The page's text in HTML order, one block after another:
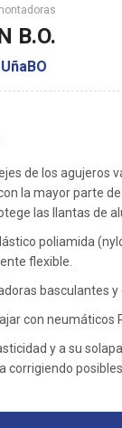
B.O.
de los agujeros
la mayor parte de
las llantas de
poliamida
flexible.
basculantes y
con neumáticos
y a su
corrigiendo